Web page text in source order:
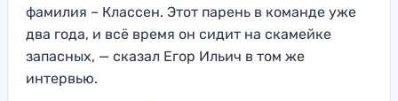
фамилия – Классен. Этот парень в команде уже
два года, и всё время он сидит на скамейке
запасных, — сказал Егор Ильич в том же
интервью.